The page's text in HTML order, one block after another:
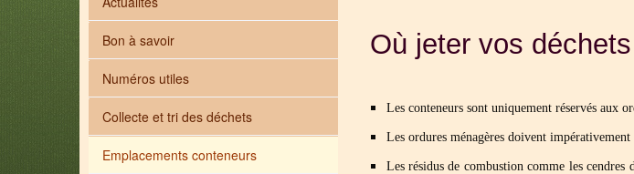
Où jeter vos
Les conteneurs sont uniquement réservés aux
Les ordures ménagères doivent impérativement
Les résidus de combustion comme les cendres
Bon à savoir
Numéros utiles
Collecte et tri des déchets
Emplacements conteneurs